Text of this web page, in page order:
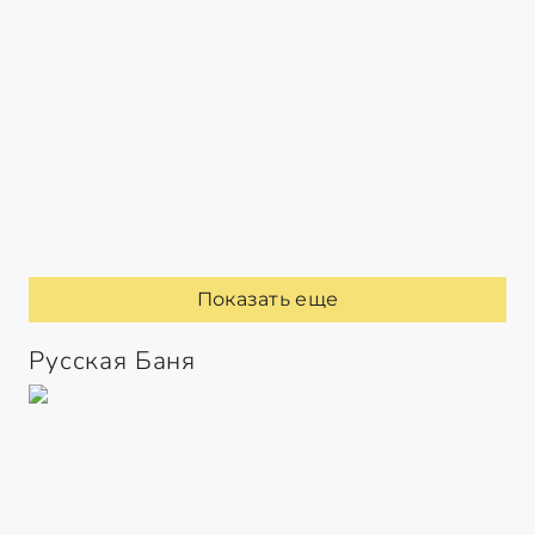
Показать еще
Русская Баня